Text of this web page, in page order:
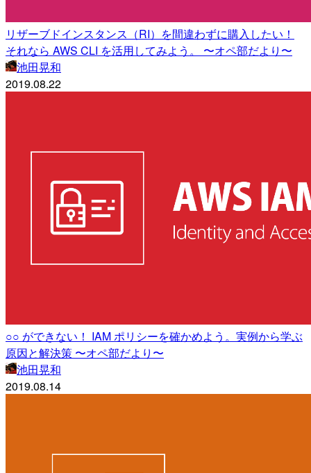
リザーブドインスタンス（RI）を間違わずに購入したい！
それなら AWS CLI を活用してみよう。 〜オペ部だより〜
池田晃和
2019.08.22
○○ ができない！ IAM ポリシーを確かめよう。実例から学ぶ
原因と解決策 〜オペ部だより〜
池田晃和
2019.08.14